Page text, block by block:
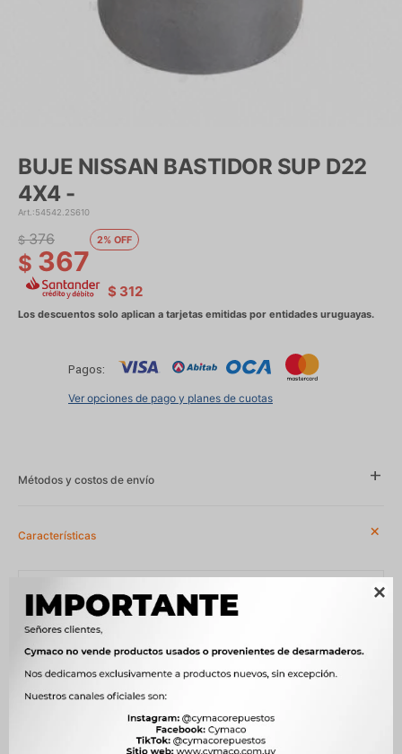

BUJE NISSAN BASTIDOR SUP D22
4X4 -
54542.2S610
$ 367
$ 376 2
$ 312
Pagos:
Ver opciones de pago y planes de cuotas
Métodos y costos de envío
Características
Modelo FRONTIER
Motor
2.4 16V 155CV KA24DE NAFTA, 2.4 i 12V KA24E NAFTA, 2.5 D TD25
DIESEL, 2.5 Di YD25DDTI DIESEL, 2.5 TD TD25 TI DIESEL, 2.7 TD